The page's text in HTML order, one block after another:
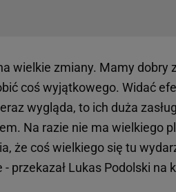
wielkie zmiany. Mamy dobry
coś wyjątkowego. Widać
wygląda, to ich duża
Na razie nie ma wielkiego
że coś wielkiego się tu
przekazał Lukas Podolski na